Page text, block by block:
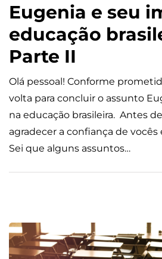
Eugenia e seu
educação
Parte II
Olá pessoal! Conforme
volta para concluir o assunto
na educação brasileira. Antes
agradecer a confiança de
Sei que alguns assuntos…